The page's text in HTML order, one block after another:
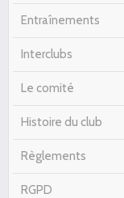
Entraînements
Interclubs
Le comité
Histoire du club
Règlements
RGPD